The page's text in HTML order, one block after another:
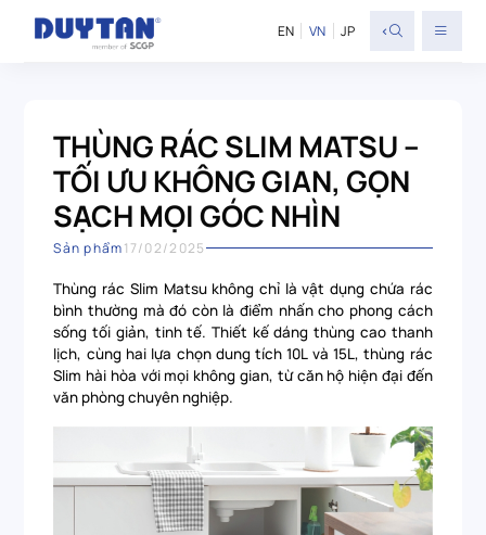
EN VN JP <
THÙNG RÁC SLIM MATSU –
TỐI ƯU KHÔNG GIAN, GỌN
SẠCH MỌI GÓC NHÌN
Sản phẩm17/02/2025
Thùng rác Slim Matsu không chỉ là vật dụng chứa rác
bình thường mà đó còn là điểm nhấn cho phong cách
sống tối giản, tinh tế. Thiết kế dáng thùng cao thanh
lịch, cùng hai lựa chọn dung tích 10L và 15L, thùng rác
Slim hài hòa với mọi không gian, từ căn hộ hiện đại đến
văn phòng chuyên nghiệp.